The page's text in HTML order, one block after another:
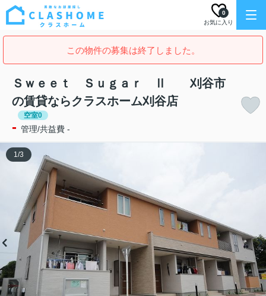
お気に入り
0
この物件の募集は終了しました。
Ｓｗｅｅｔ Ｓｕｇａｒ Ⅱ 刈谷市
の賃貸ならクラスホーム刈谷店
空室0
- 管理/共益費 -
1/3